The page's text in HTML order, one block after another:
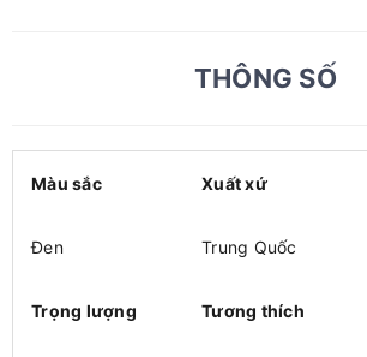
THÔNG SỐ
Màu sắc Xuất xứ
Đen Trung Quốc
Trọng lượng Tương thích